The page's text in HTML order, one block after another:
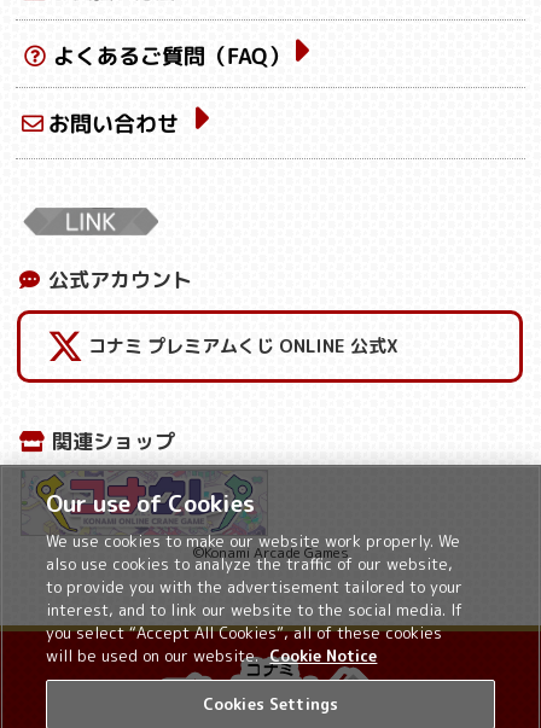
よくあるご質問（FAQ）
お問い合わせ
公式アカウント
コナミ プレミアムくじ ONLINE 公式X
関連ショップ
©Konami Arcade Games
Our use of Cookies
We use cookies to make our website work properly. We
also use cookies to analyze the traffic of our website,
to provide you with the advertisement tailored to your
interest, and to link our website to the social media. If
you select “Accept All Cookies”, all of these cookies
will be used on our website. Cookie Notice
Cookies Settings